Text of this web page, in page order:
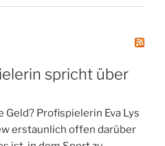
spricht über
Geld? Profispielerin Eva Lys
erstaunlich offen darüber